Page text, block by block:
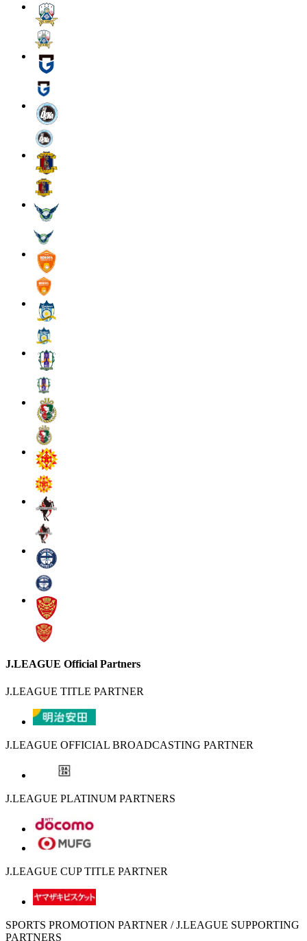
J.LEAGUE Official Partners
J.LEAGUE TITLE PARTNER
J.LEAGUE OFFICIAL BROADCASTING PARTNER
J.LEAGUE PLATINUM PARTNERS
J.LEAGUE CUP TITLE PARTNER
SPORTS PROMOTION PARTNER / J.LEAGUE SUPPORTING
PARTNERS